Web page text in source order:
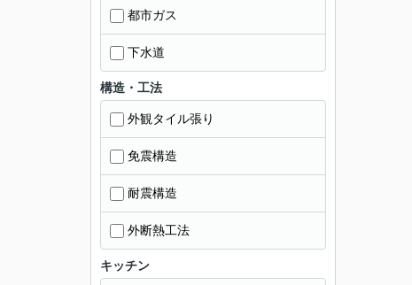
都市ガス
下水道
構造・工法
外観タイル張り
免震構造
耐震構造
外断熱工法
キッチン